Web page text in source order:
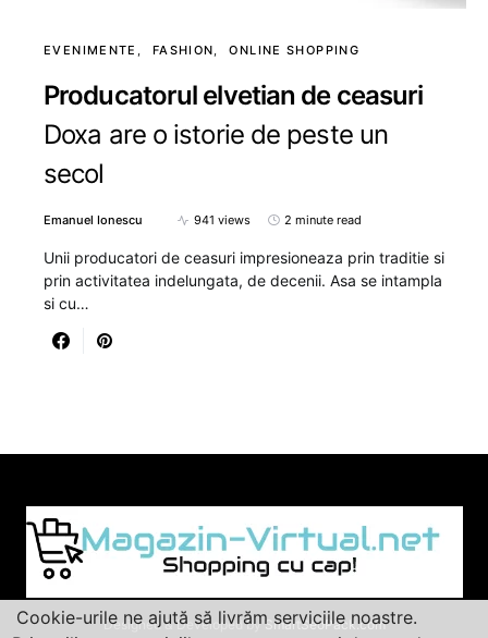
EVENIMENTE FASHION ONLINE SHOPPING
Producatorul elvetian de ceasuri
Doxa are o istorie de peste un
secol
Emanuel Ionescu 941 views 2 minute read
Unii producatori de ceasuri impresioneaza prin traditie si
prin activitatea indelungata, de decenii. Asa se intampla
si cu…
Designed & Developed by SmartSeoPack.com
Cookie-urile ne ajută să livrăm serviciile noastre.